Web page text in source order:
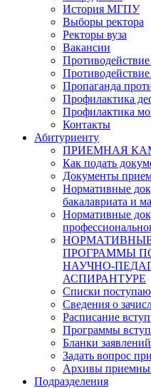
История МГПУ
Выборы ректора
Ректоры вуза
Вакансии
Пропаганда
Профилактика
Профилактика
Контакты
Абитуриенту
ПРИЕМНАЯ
Как подать
Документы
Нормативные
бакалавриата и
Нормативные
ПРОГРАММЫ
НАУЧНО-
АСПИРАНТУРЕ
Списки
Сведения о
Расписание
Программы
Бланки заявлений
Задать вопрос
Архивы
Подразделения